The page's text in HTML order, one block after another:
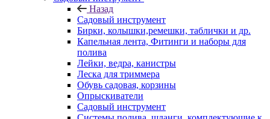
Назад
Садовый инструмент
Бирки, колышки,ремешки, таблички и др.
Капельная лента, Фитинги и наборы для
полива
Лейки, ведра, канистры
Леска для триммера
Обувь садовая, корзины
Опрыскиватели
Садовый инструмент